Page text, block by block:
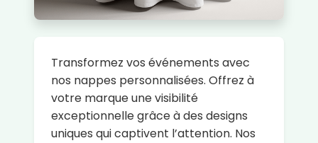
Transformez vos événements avec
nos nappes personnalisées. Offrez à
votre marque une visibilité
exceptionnelle grâce à des designs
uniques qui captivent l’attention. Nos